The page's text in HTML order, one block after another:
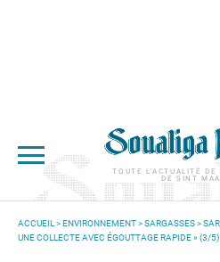
TOUTE L'ACTUALITÉ
DE SINT
VOUS ÊTES ICI
ACCUEIL >ENVIRONNEMENT>SARGASSES>
UNE COLLECTE AVEC ÉGOUTTAGE RAPIDE » (3/5)